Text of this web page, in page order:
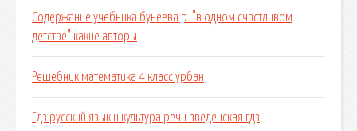
Содержание учебника бунеева р. "в одном счастливом
детстве" какие авторы
Решебник математика 4 класс урбан
Гдз русский язык и культура речи введенская гдз